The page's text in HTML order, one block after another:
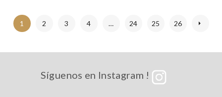
1 2 3 4 … 24 25 26
Síguenos en Instagram !